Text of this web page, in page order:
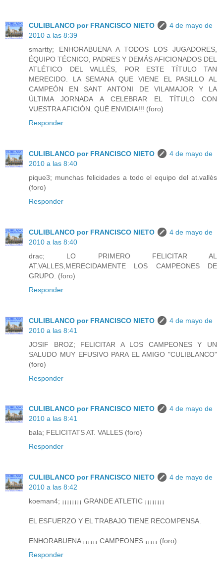
CULIBLANCO por FRANCISCO NIETO
4 de mayo de
2010 a las 8:39
smartty; ENHORABUENA A TODOS LOS JUGADORES,
ÉQUIPO TÉCNICO, PADRES Y DEMÁS AFICIONADOS DEL
ATLÉTICO DEL VALLÉS, POR ESTE TÍTULO TAN
MERECIDO. LA SEMANA QUE VIENE EL PASILLO AL
CAMPEÓN EN SANT ANTONI DE VILAMAJOR Y LA
ÚLTIMA JORNADA A CELEBRAR EL TÍTULO CON
VUESTRA AFICIÓN. QUÉ ENVIDIA!!! (foro)
Responder
CULIBLANCO por FRANCISCO NIETO
4 de mayo de
2010 a las 8:40
pique3; munchas felicidades a todo el equipo del at.vallès
(foro)
Responder
CULIBLANCO por FRANCISCO NIETO
4 de mayo de
2010 a las 8:40
drac; LO PRIMERO FELICITAR AL
AT.VALLES,MERECIDAMENTE LOS CAMPEONES DE
GRUPO. (foro)
Responder
CULIBLANCO por FRANCISCO NIETO
4 de mayo de
2010 a las 8:41
JOSIF BROZ; FELICITAR A LOS CAMPEONES Y UN
SALUDO MUY EFUSIVO PARA EL AMIGO "CULIBLANCO"
(foro)
Responder
CULIBLANCO por FRANCISCO NIETO
4 de mayo de
2010 a las 8:41
bala; FELICITATS AT. VALLES (foro)
Responder
CULIBLANCO por FRANCISCO NIETO
4 de mayo de
2010 a las 8:42
koeman4; ¡¡¡¡¡¡¡¡ GRANDE ATLETIC ¡¡¡¡¡¡¡¡
EL ESFUERZO Y EL TRABAJO TIENE RECOMPENSA.
ENHORABUENA ¡¡¡¡¡¡ CAMPEONES ¡¡¡¡¡ (foro)
Responder